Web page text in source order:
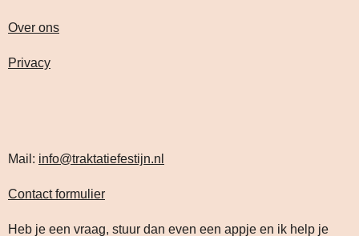
Over ons
Privacy
Mail: info@traktatiefestijn.nl
Contact formulier
Heb je een vraag, stuur dan even een appje en ik help je